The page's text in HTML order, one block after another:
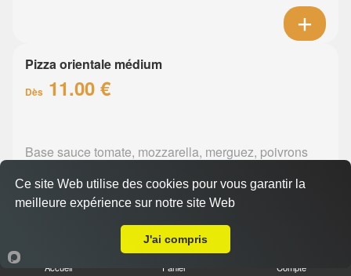
Pizza orientale médium
Dès 11.00 €
Base sauce tomate, mozzarella, merguez, poivrons
Accueil Panier Compte
Ce site Web utilise des cookies pour vous garantir la
meilleure expérience sur notre site Web
J'ai compris